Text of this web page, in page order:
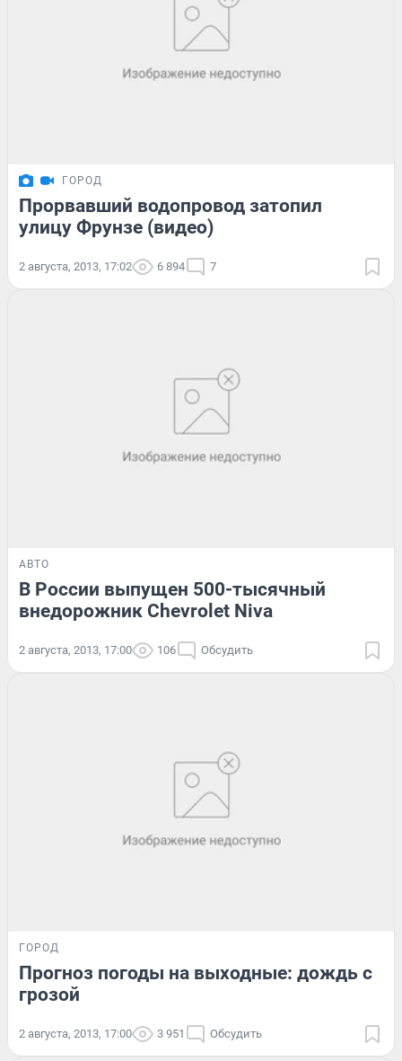
ГОРОД
Прорвавший водопровод затопил
улицу Фрунзе (видео)
2 августа, 2013, 17:02 6 894 7
АВТО
В России выпущен 500-тысячный
внедорожник Chevrolet Niva
2 августа, 2013, 17:00 106 Обсудить
ГОРОД
Прогноз погоды на выходные: дождь с
грозой
2 августа, 2013, 17:00 3 951 Обсудить